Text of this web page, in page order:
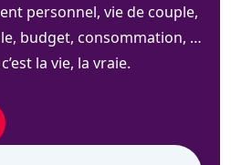
personnel, vie de couple,
budget, consommation, …
la vie, la vraie.